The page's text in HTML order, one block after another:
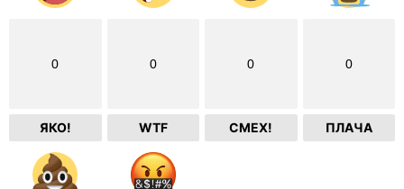
0
ЯКО!
0
WTF
0
СМЕХ!
0
ПЛАЧА